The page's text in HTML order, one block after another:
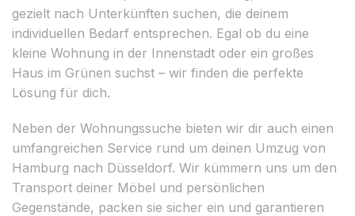
gezielt nach Unterkünften suchen, die deinem
individuellen Bedarf entsprechen. Egal ob du eine
kleine Wohnung in der Innenstadt oder ein großes
Haus im Grünen suchst – wir finden die perfekte
Lösung für dich.
Neben der Wohnungssuche bieten wir dir auch einen
umfangreichen Service rund um deinen Umzug von
Hamburg nach Düsseldorf. Wir kümmern uns um den
Transport deiner Möbel und persönlichen
Gegenstände, packen sie sicher ein und garantieren